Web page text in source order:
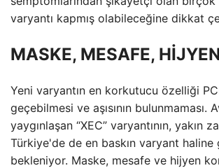
varyantı kapmış olabileceğine dikkat
MASKE, MESAFE,
Yeni varyantın en korkutucu özelliği
geçebilmesi ve aşısının bulunmaması.
yaygınlaşan “XEC” varyantının, yakın
Türkiye'de de en baskın varyant haline
bekleniyor. Maske, mesafe ve hijyen